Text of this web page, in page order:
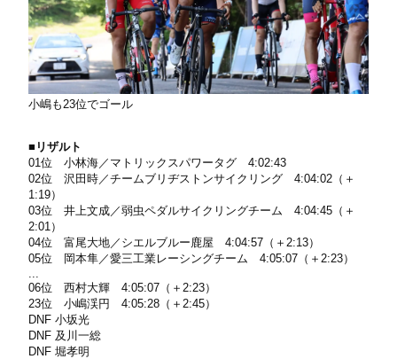
小嶋も23位でゴール
■リザルト
01位 小林海／マトリックスパワータグ 4:02:43
02位 沢田時／チームブリヂストンサイクリング 4:04:02（＋
1:19）
03位 井上文成／弱虫ペダルサイクリングチーム 4:04:45（＋
2:01）
04位 富尾大地／シエルブルー鹿屋 4:04:57（＋2:13）
05位 岡本隼／愛三工業レーシングチーム 4:05:07（＋2:23）
06位 西村大輝 4:05:07（＋2:23）
23位 小嶋渓円 4:05:28（＋2:45）
DNF 小坂光
DNF 及川一総
DNF 堀孝明